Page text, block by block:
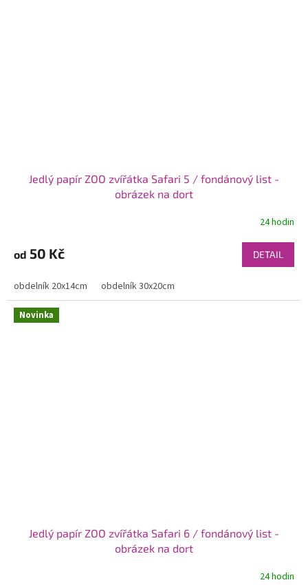
Jedlý papír ZOO zvířátka Safari 5 / fondánový list -
obrázek na dort
24 hodin
od 50 Kč DETAIL
obdelník 20x14cm obdelník 30x20cm
Novinka
Jedlý papír ZOO zvířátka Safari 6 / fondánový list -
obrázek na dort
24 hodin